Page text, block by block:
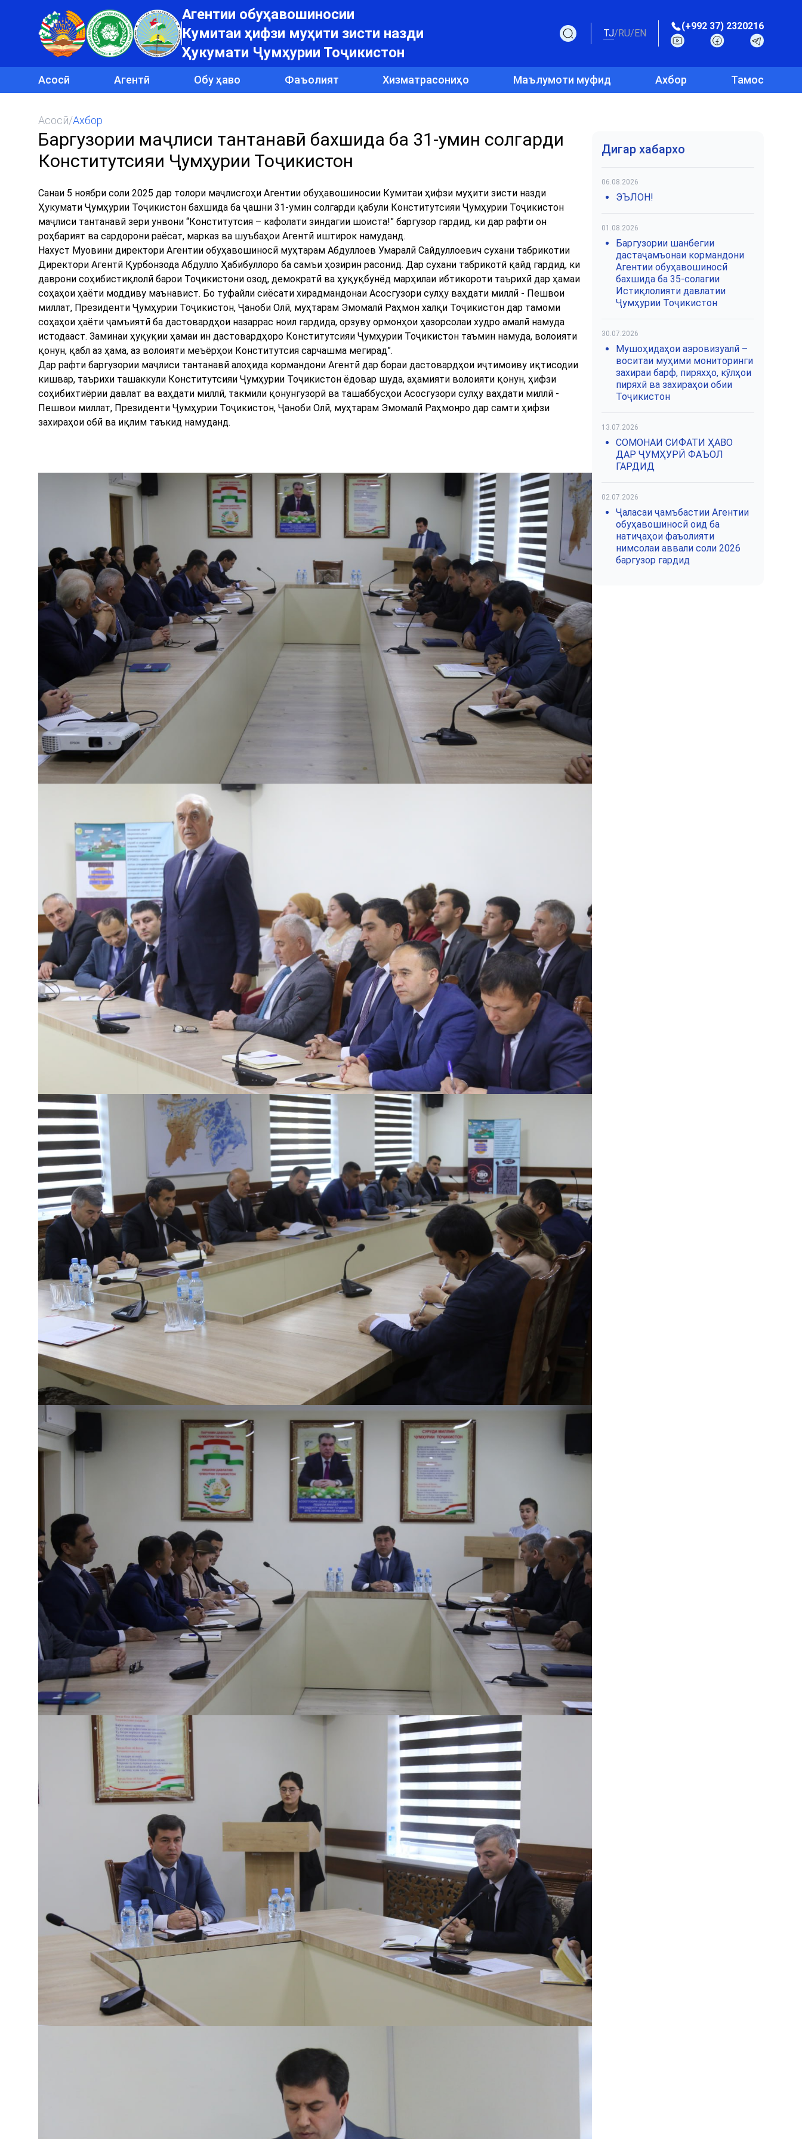
Агентии обуҳавошиносии
Кумитаи ҳифзи муҳити зисти назди
Ҳукумати Ҷумҳурии Тоҷикистон
TJ/RU/EN
(+992 37) 2320216
Асосӣ Агентӣ Обу ҳаво Фаъолият Хизматрасониҳо Маълумоти муфид Ахбор Тамос
Асосӣ/Ахбор
Баргузории маҷлиси тантанавӣ бахшида ба 31-умин солгарди
Конститутсияи Ҷумҳурии Тоҷикистон
Санаи 5 ноябри соли 2025 дар толори маҷлисгоҳи Агентии обуҳавошиносии Кумитаи ҳифзи муҳити зисти назди
Ҳукумати Ҷумҳурии Тоҷикистон бахшида ба ҷашни 31-умин солгарди қабули Конститутсияи Ҷумҳурии Тоҷикистон
маҷлиси тантанавӣ зери унвони “Конститутсия – кафолати зиндагии шоиста!” баргузор гардид, ки дар рафти он
роҳбарият ва сардорони раёсат, марказ ва шуъбаҳои Агентӣ иштирок намуданд.
Нахуст Муовини директори Агентии обуҳавошиносӣ муҳтарам Абдуллоев Умаралӣ Сайдуллоевич сухани табрикотии
Директори Агентӣ Қурбонзода Абдулло Ҳабибуллоро ба самъи ҳозирин расонид. Дар сухани табрикотӣ қайд гардид, ки
даврони соҳибистиқлолӣ барои Тоҷикистони озод, демократӣ ва ҳуқуқбунёд марҳилаи ибтикороти таърихӣ дар ҳамаи
соҳаҳои ҳаёти моддиву маънавист. Бо туфайли сиёсати хирадмандонаи Асосгузори сулҳу ваҳдати миллӣ - Пешвои
миллат, Президенти Ҷумҳурии Тоҷикистон, Ҷаноби Олӣ, муҳтарам Эмомалӣ Раҳмон халқи Тоҷикистон дар тамоми
соҳаҳои ҳаёти ҷамъиятӣ ба дастовардҳои назаррас ноил гардида, орзуву ормонҳои ҳазорсолаи худро амалӣ намуда
истодааст. Заминаи ҳуқуқии ҳамаи ин дастовардҳоро Конститутсияи Ҷумҳурии Тоҷикистон таъмин намуда, волоияти
қонун, қабл аз ҳама, аз волоияти меъёрҳои Конститутсия сарчашма мегирад”.
Дар рафти баргузории маҷлиси тантанавӣ алоҳида кормандони Агентӣ дар бораи дастовардҳои иҷтимоиву иқтисодии
кишвар, таърихи ташаккули Конститутсияи Ҷумҳурии Тоҷикистон ёдовар шуда, аҳамияти волоияти қонун, ҳифзи
соҳибихтиёрии давлат ва ваҳдати миллӣ, такмили қонунгузорӣ ва ташаббусҳои Асосгузори сулҳу ваҳдати миллӣ -
Пешвои миллат, Президенти Ҷумҳурии Тоҷикистон, Ҷаноби Олӣ, муҳтарам Эмомалӣ Раҳмонро дар самти ҳифзи
захираҳои обӣ ва иқлим таъкид намуданд.
Дигар хабархо
06.08.2026
ЭЪЛОН!
01.08.2026
Баргузории шанбегии
дастаҷамъонаи кормандони
Агентии обуҳавошиносӣ
бахшида ба 35-солагии
Истиқлолияти давлатии
Ҷумҳурии Тоҷикистон
30.07.2026
Мушоҳидаҳои аэровизуалӣ –
воситаи муҳими мониторинги
захираи барф, пиряхҳо, кӯлҳои
пиряхӣ ва захираҳои обии
Тоҷикистон
13.07.2026
СОМОНАИ СИФАТИ ҲАВО
ДАР ҶУМҲУРӢ ФАЪОЛ
ГАРДИД
02.07.2026
Ҷаласаи ҷамъбастии Агентии
обуҳавошиносӣ оид ба
натиҷаҳои фаъолияти
нимсолаи аввали соли 2026
баргузор гардид